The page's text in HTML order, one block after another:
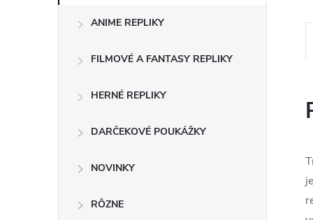
ANIME REPLIKY
FILMOVÉ A FANTASY REPLIKY
HERNÉ REPLIKY
DARČEKOVÉ POUKÁŽKY
NOVINKY
RÔZNE